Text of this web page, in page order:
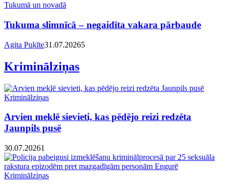
Tukumā un novadā
Tukuma slimnīcā – negaidīta vakara pārbaude
Agita Puķīte31.07.20265
Kriminālziņas
Kriminālziņas
Arvien meklē sievieti, kas pēdējo reizi redzēta
Jaunpils pusē
30.07.20261
Kriminālziņas